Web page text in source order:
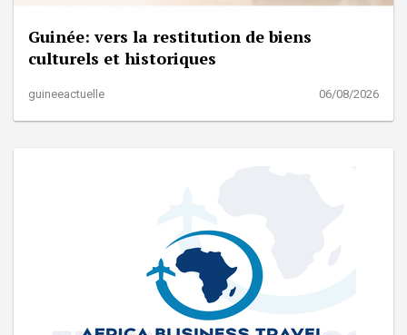
Guinée: vers la restitution de biens
culturels et historiques
guineeactuelle 06/08/2026